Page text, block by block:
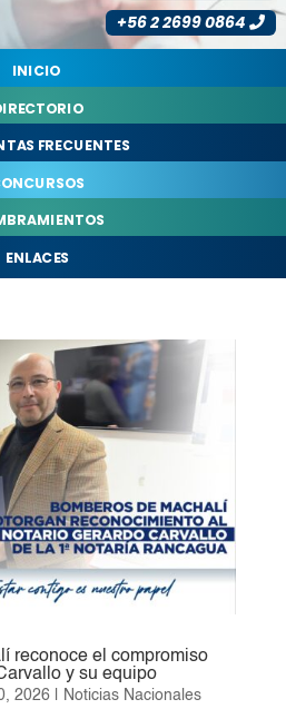
+56 2 2699 0864
INICIO
FRECUENTES
ENLACES
reconoce el compromiso
y su equipo
2026| Noticias Nacionales